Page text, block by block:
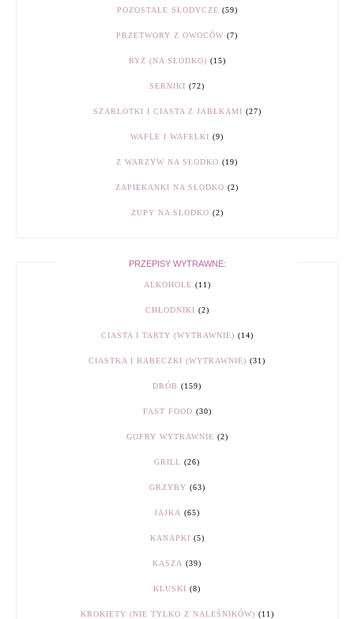
POZOSTAŁE SŁODYCZE (59)
PRZETWORY Z OWOCÓW (7)
RYŻ (NA SŁODKO) (15)
SERNIKI (72)
SZARLOTKI I CIASTA Z JABŁKAMI (27)
WAFLE I WAFELKI (9)
Z WARZYW NA SŁODKO (19)
ZAPIEKANKI NA SŁODKO (2)
ZUPY NA SŁODKO (2)
PRZEPISY WYTRAWNE:
ALKOHOLE (11)
CHŁODNIKI (2)
CIASTA I TARTY (WYTRAWNIE) (14)
CIASTKA I BABECZKI (WYTRAWNIE) (31)
DRÓB (159)
FAST FOOD (30)
GOFRY WYTRAWNIE (2)
GRILL (26)
GRZYBY (63)
JAJKA (65)
KANAPKI (5)
KASZA (39)
KLUSKI (8)
KROKIETY (NIE TYLKO Z NALEŚNIKÓW) (11)